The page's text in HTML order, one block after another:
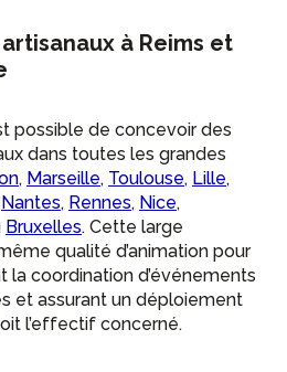
à Reims et
possible de concevoir des
dans toutes les grandes
, Marseille, Toulouse, Lille,
Nantes, Rennes, Nice,
Bruxelles. Cette large
qualité d’animation pour
la coordination d’événements
et assurant un déploiement
l’effectif concerné.